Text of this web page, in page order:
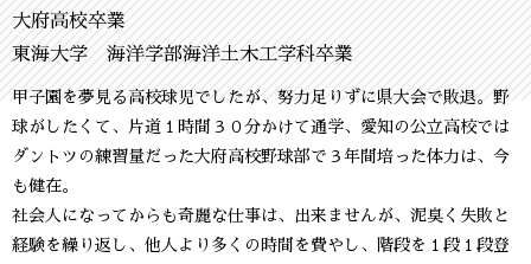
大府高校卒業
東海大学 海洋学部海洋土木工学科卒業
甲子園を夢見る高校球児でしたが、努力足りずに県大会で敗退。野
球がしたくて、片道１時間３０分かけて通学、愛知の公立高校では
ダントツの練習量だった大府高校野球部で３年間培った体力は、今
も健在。
社会人になってからも奇麗な仕事は、出来ませんが、泥臭く失敗と
経験を繰り返し、他人より多くの時間を費やし、階段を１段１段登